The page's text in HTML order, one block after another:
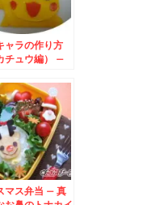
ャラの作り方
チュウ編） –
ー
マス弁当 – 真